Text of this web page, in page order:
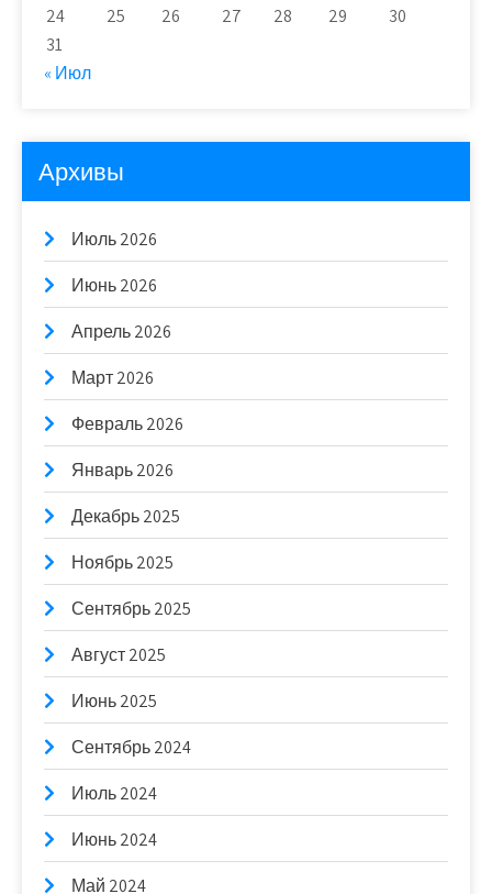
24
25 26 27 28 29
30
31
« Июл
Архивы
Июль 2026
Июнь 2026
Апрель 2026
Март 2026
Февраль 2026
Январь 2026
Декабрь 2025
Ноябрь 2025
Сентябрь 2025
Август 2025
Июнь 2025
Сентябрь 2024
Июль 2024
Июнь 2024
Май 2024